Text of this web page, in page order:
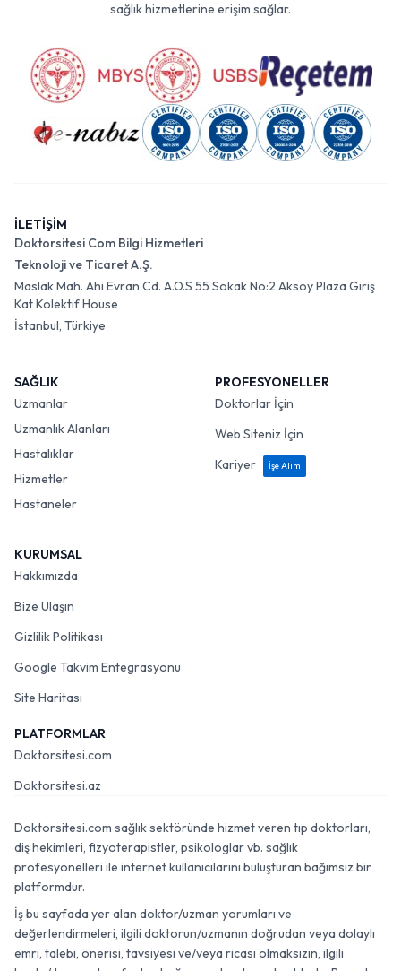
sağlık hizmetlerine erişim sağlar.
İLETİŞİM
Doktorsitesi Com Bilgi Hizmetleri
Teknoloji ve Ticaret A.Ş.
Maslak Mah. Ahi Evran Cd. A.O.S 55 Sokak No:2 Aksoy Plaza Giriş
Kat Kolektif House
İstanbul, Türkiye
SAĞLIK
Uzmanlar
Uzmanlık Alanları
Hastalıklar
Hizmetler
Hastaneler
PROFESYONELLER
Doktorlar İçin
Web Siteniz İçin
Kariyer
İşe Alım
KURUMSAL
Hakkımızda
Bize Ulaşın
Gizlilik Politikası
Google Takvim Entegrasyonu
Site Haritası
PLATFORMLAR
Doktorsitesi.com
Doktorsitesi.az
Doktorsitesi.com sağlık sektöründe hizmet veren tıp doktorları,
diş hekimleri, fizyoterapistler, psikologlar vb. sağlık
profesyonelleri ile internet kullanıcılarını buluşturan bağımsız bir
platformdur.
İş bu sayfada yer alan doktor/uzman yorumları ve
değerlendirmeleri, ilgili doktorun/uzmanın doğrudan veya dolaylı
emri, talebi, önerisi, tavsiyesi ve/veya ricası olmaksızın, ilgili